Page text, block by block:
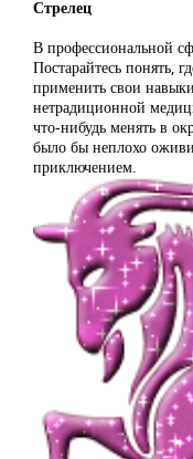
Стрелец
В профессиональной
Постарайтесь понять,
применить свои
нетрадиционной
что-нибудь менять в
было бы неплохо
приключением.